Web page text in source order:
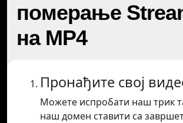
померање
на MP4
Пронађите свој
Можете испробати наш трик
наш домен ставити са